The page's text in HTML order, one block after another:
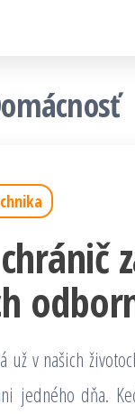
už v našich
jedného dňa.